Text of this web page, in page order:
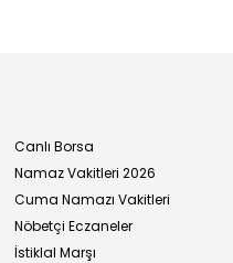
Canlı Borsa
Namaz Vakitleri 2026
Cuma Namazı Vakitleri
Nöbetçi Eczaneler
İstiklal Marşı